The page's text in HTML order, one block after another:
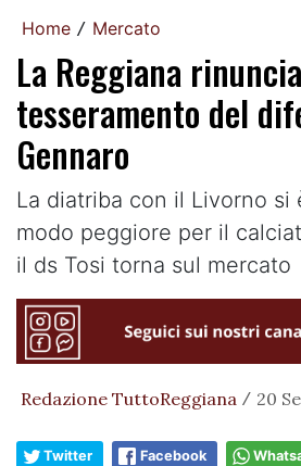
Home / Mercato
La Reggiana
tesseramento del
Gennaro
La diatriba con il Livorno si
modo peggiore per il
il ds Tosi torna sul mercato
Redazione TuttoReggiana / 20
Twitter Facebook